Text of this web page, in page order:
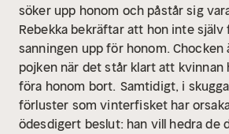
söker upp honom och påstår sig
Rebekka bekräftar att hon inte själv
sanningen upp för honom.
pojken när det står klart att
föra honom bort. Samtidigt, i
förluster som vinterfisket har
ödesdigert beslut: han vill hedra de